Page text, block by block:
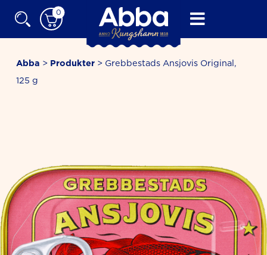
0
Abba > Produkter > Grebbestads Ansjovis Original,
125 g